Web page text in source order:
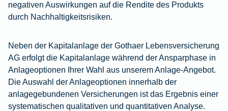
negativen Auswirkungen auf die Rendite des Produkts
durch Nachhaltigkeitsrisiken.
Neben der Kapitalanlage der Gothaer Lebensversicherung
AG erfolgt die Kapitalanlage während der Ansparphase in
Anlageoptionen Ihrer Wahl aus unserem Anlage-Angebot.
Die Auswahl der Anlageoptionen innerhalb der
anlagegebundenen Versicherungen ist das Ergebnis einer
systematischen qualitativen und quantitativen Analyse.